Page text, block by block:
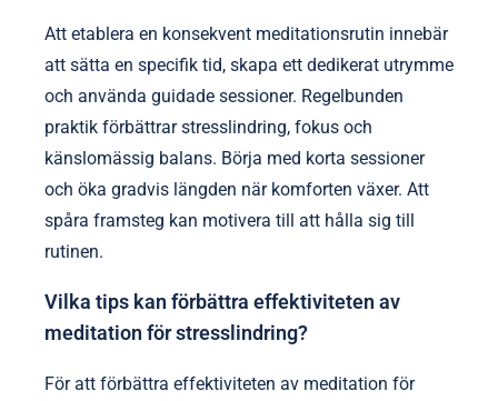
Att etablera en konsekvent meditationsrutin innebär
att sätta en specifik tid, skapa ett dedikerat utrymme
och använda guidade sessioner. Regelbunden
praktik förbättrar stresslindring, fokus och
känslomässig balans. Börja med korta sessioner
och öka gradvis längden när komforten växer. Att
spåra framsteg kan motivera till att hålla sig till
rutinen.
Vilka tips kan förbättra effektiviteten av
meditation för stresslindring?
För att förbättra effektiviteten av meditation för